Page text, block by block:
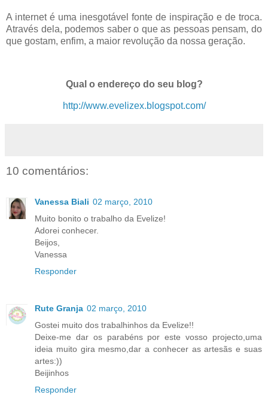
A internet é uma inesgotável fonte de inspiração e de troca.
Através dela, podemos saber o que as pessoas pensam, do
que gostam, enfim, a maior revolução da nossa geração.
Qual o endereço do seu blog?
http://www.evelizex.blogspot.com/
10 comentários:
Vanessa Biali 02 março, 2010
Muito bonito o trabalho da Evelize!
Adorei conhecer.
Beijos,
Vanessa
Responder
Rute Granja 02 março, 2010
Gostei muito dos trabalhinhos da Evelize!!
Deixe-me dar os parabéns por este vosso projecto,uma
ideia muito gira mesmo,dar a conhecer as artesãs e suas
artes:))
Beijinhos
Responder